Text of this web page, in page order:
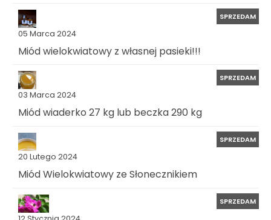
05 Marca 2024
SPRZEDAM
Miód wielokwiatowy z własnej pasieki!!!
03 Marca 2024
SPRZEDAM
Miód wiaderko 27 kg lub beczka 290 kg
20 Lutego 2024
SPRZEDAM
Miód Wielokwiatowy ze Słonecznikiem
SPRZEDAM